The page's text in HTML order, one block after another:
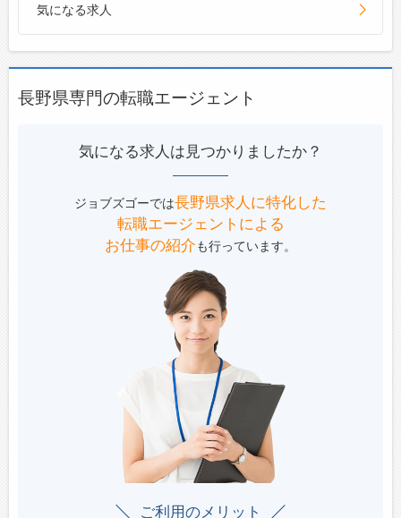
気になる求人
長野県専門の転職エージェント
気になる求人は見つかりましたか？
ジョブズゴーでは長野県求人に特化した
転職エージェントによる
お仕事の紹介も行っています。
ご利用のメリット